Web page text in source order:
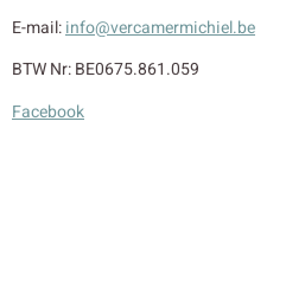
E-mail:info@vercamermichiel.be
BTW Nr: BE0675.861.059
Facebook